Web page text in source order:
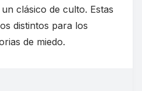
clásico de culto. Estas
distintos para los
de miedo.